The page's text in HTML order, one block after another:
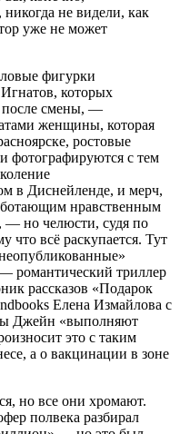
не видели, как
уже не может
фигурки
которых
после смены, —
женщины, которая
ростовые
фотографируются с тем
в Диснейленде, и мерч,
нравственным
— но челюсти, судя по
что всё раскупается. Тут
романтический триллер
рассказов «Подарок
Елена Измайлова с
Джейн «выполняют
это с таким
а о вакцинации в зоне
но все они хромают.
полвека разбирал